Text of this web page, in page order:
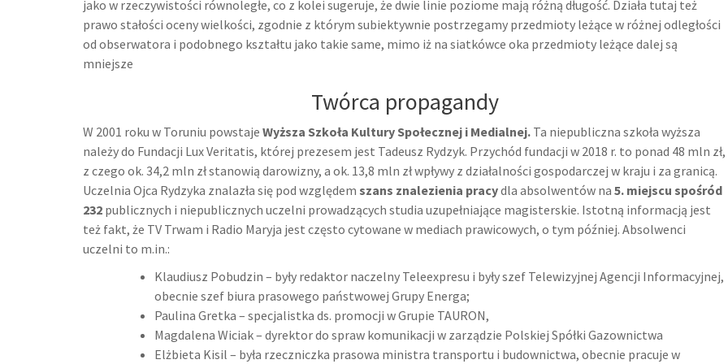
jako w rzeczywistości równoległe, co z kolei sugeruje, że dwie linie poziome mają różną długość. Działa tutaj też
prawo stałości oceny wielkości, zgodnie z którym subiektywnie postrzegamy przedmioty leżące w różnej odległości
od obserwatora i podobnego kształtu jako takie same, mimo iż na siatkówce oka przedmioty leżące dalej są
mniejsze
Twórca propagandy
W 2001 roku w Toruniu powstaje Wyższa Szkoła Kultury Społecznej i Medialnej. Ta niepubliczna szkoła wyższa
należy do Fundacji Lux Veritatis, której prezesem jest Tadeusz Rydzyk. Przychód fundacji w 2018 r. to ponad 48 mln zł,
z czego ok. 34,2 mln zł stanowią darowizny, a ok. 13,8 mln zł wpływy z działalności gospodarczej w kraju i za granicą.
Uczelnia Ojca Rydzyka znalazła się pod względem szans znalezienia pracydla absolwentów na 5. miejscu spośród
232 publicznych i niepublicznych uczelni prowadzących studia uzupełniające magisterskie. Istotną informacją jest
też fakt, że TV Trwam i Radio Maryja jest często cytowane w mediach prawicowych, o tym później. Absolwenci
uczelni to m.in.:
Klaudiusz Pobudzin – były redaktor naczelny Teleexpresu i były szef Telewizyjnej Agencji Informacyjnej,
obecnie szef biura prasowego państwowej Grupy Energa;
Paulina Gretka – specjalistka ds. promocji w Grupie TAURON,
Magdalena Wiciak – dyrektor do spraw komunikacji w zarządzie Polskiej Spółki Gazownictwa
Elżbieta Kisil – była rzeczniczka prasowa ministra transportu i budownictwa, obecnie pracuje w